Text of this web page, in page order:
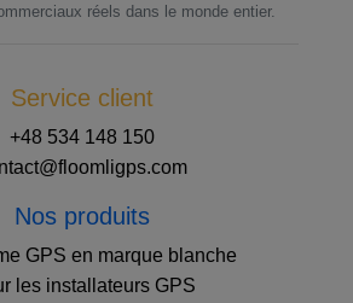
réels dans le monde entier.
Service client
+48 534 148 150
Nos produits
GPS en marque blanche
les installateurs GPS